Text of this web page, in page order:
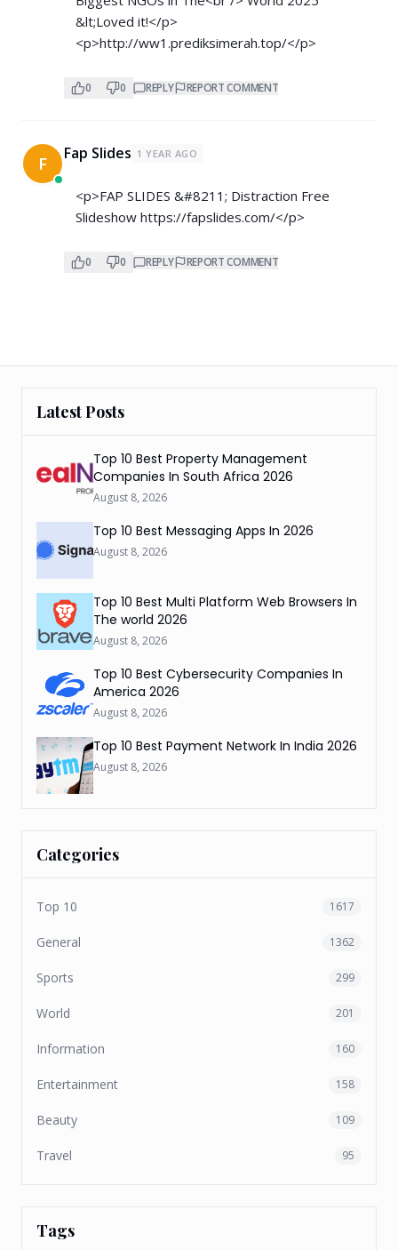
&lt;Loved it!</p>
<p>http://ww1.prediksimerah.top/</p>
0 0 REPLY REPORT COMMENT
F Fap Slides 1 YEAR AGO
<p>FAP SLIDES &#8211; Distraction Free
Slideshow https://fapslides.com/</p>
0 0 REPLY REPORT COMMENT
Latest Posts
Top 10 Best Property Management
Companies In South Africa 2026
August 8, 2026
Top 10 Best Messaging Apps In 2026
August 8, 2026
Top 10 Best Multi Platform Web Browsers In
The world 2026
August 8, 2026
Top 10 Best Cybersecurity Companies In
America 2026
August 8, 2026
Top 10 Best Payment Network In India 2026
August 8, 2026
Categories
Top 10 1617
General 1362
Sports 299
World 201
Information 160
Entertainment 158
Beauty 109
Travel 95
Tags